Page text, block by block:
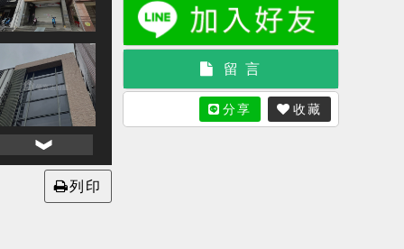
列印
留 言
分享 收藏